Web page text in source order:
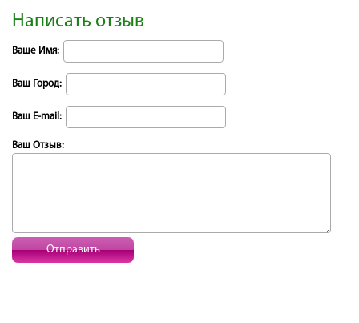
Написать отзыв
Ваше Имя:
Ваш Город:
Ваш E-mail:
Ваш Отзыв:
Отправить